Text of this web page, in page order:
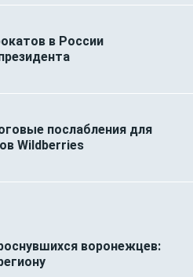
в России
послабления для
Wildberries
воронежцев: